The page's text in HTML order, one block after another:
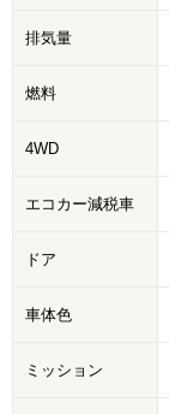
排気量
燃料
4WD
エコカー減税車
ドア
車体色
ミッション